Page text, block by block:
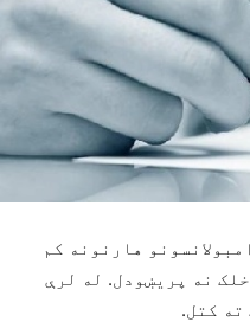
هارنونه کم
نه پریښودل. له لرې
ته کتل.